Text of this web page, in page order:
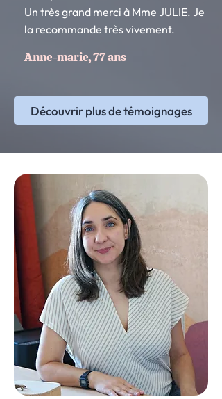
Un très grand merci à Mme JULIE. Je
la recommande très vivement.
Anne-marie, 77 ans
Découvrir plus de témoignages